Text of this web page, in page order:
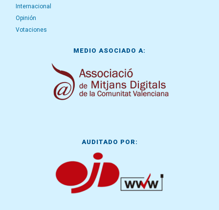
Internacional
Opinión
Votaciones
MEDIO ASOCIADO A:
AUDITADO POR: